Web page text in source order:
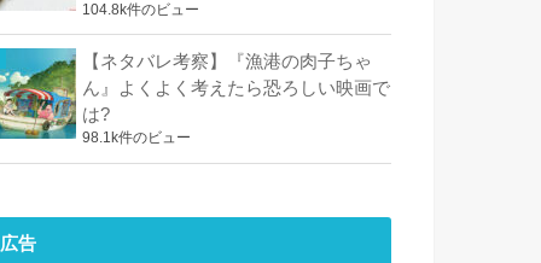
104.8k件のビュー
【ネタバレ考察】『漁港の肉子ちゃ
ん』よくよく考えたら恐ろしい映画で
は?
98.1k件のビュー
広告